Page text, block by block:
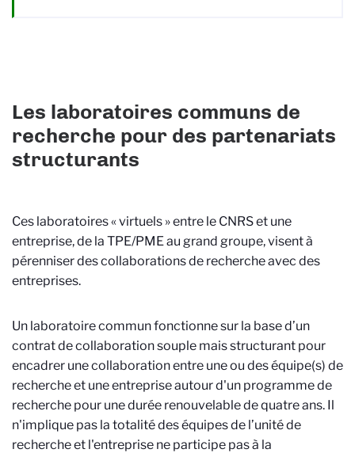
Les laboratoires communs de
recherche pour des partenariats
structurants
Ces laboratoires « virtuels » entre le CNRS et une
entreprise, de la TPE/PME au grand groupe, visent à
pérenniser des collaborations de recherche avec des
entreprises.
Un laboratoire commun fonctionne sur la base d’un
contrat de collaboration souple mais structurant pour
encadrer une collaboration entre une ou des équipe(s) de
recherche et une entreprise autour d'un programme de
recherche pour une durée renouvelable de quatre ans. Il
n'implique pas la totalité des équipes de l’unité de
recherche et l'entreprise ne participe pas à la